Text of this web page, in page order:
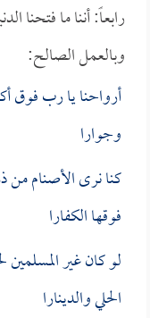
رابعاً: أننا ما فتحنا
وبالعمل الصالح:
أرواحنا يا رب فوق
وجوارا
كنا نرى الأصنام
فوقها الكفارا
لو كان غير
الحلي والدينارا